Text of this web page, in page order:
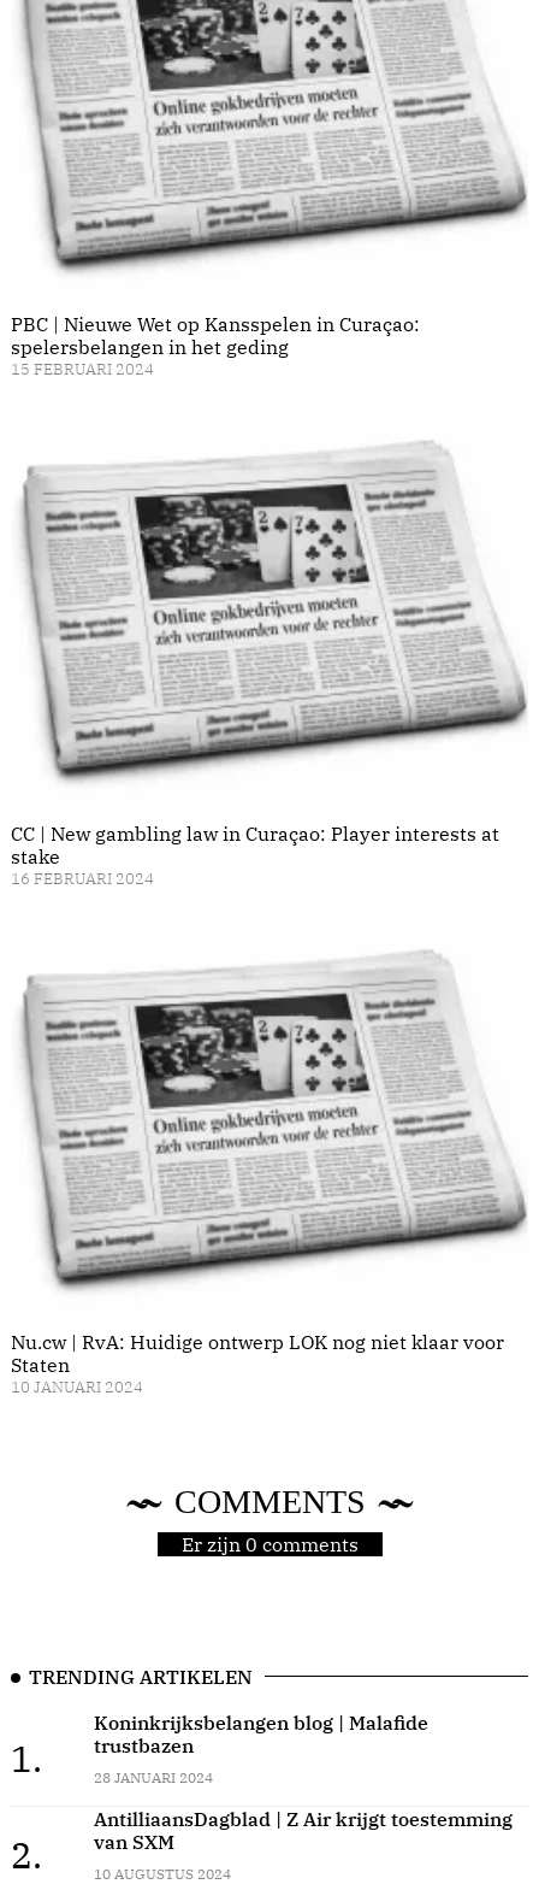
PBC | Nieuwe Wet op Kansspelen in Curaçao:
spelersbelangen in het geding
15 FEBRUARI 2024
CC | New gambling law in Curaçao: Player interests at
stake
16 FEBRUARI 2024
Nu.cw | RvA: Huidige ontwerp LOK nog niet klaar voor
Staten
10 JANUARI 2024
COMMENTS
Er zijn 0 comments
TRENDING ARTIKELEN
1.
Koninkrijksbelangen blog | Malafide
trustbazen
28 JANUARI 2024
2.
AntilliaansDagblad | Z Air krijgt toestemming
van SXM
10 AUGUSTUS 2024